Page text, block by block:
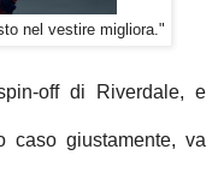
nel vestire migliora."
off di Riverdale, e
caso giustamente, va